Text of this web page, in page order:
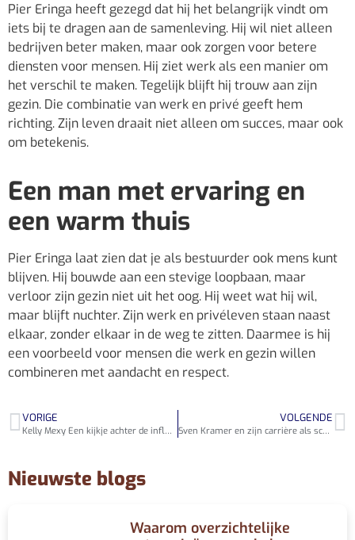
Pier Eringa heeft gezegd dat hij het belangrijk vindt om
iets bij te dragen aan de samenleving. Hij wil niet alleen
bedrijven beter maken, maar ook zorgen voor betere
diensten voor mensen. Hij ziet werk als een manier om
het verschil te maken. Tegelijk blijft hij trouw aan zijn
gezin. Die combinatie van werk en privé geeft hem
richting. Zijn leven draait niet alleen om succes, maar ook
om betekenis.
Een man met ervaring en
een warm thuis
Pier Eringa laat zien dat je als bestuurder ook mens kunt
blijven. Hij bouwde aan een stevige loopbaan, maar
verloor zijn gezin niet uit het oog. Hij weet wat hij wil,
maar blijft nuchter. Zijn werk en privéleven staan naast
elkaar, zonder elkaar in de weg te zitten. Daarmee is hij
een voorbeeld voor mensen die werk en gezin willen
combineren met aandacht en respect.
VORIGE
Kelly Mexy Een kijkje achter de influencer
VOLGENDE
Sven Kramer en zijn carrière als schaatser
Nieuwste blogs
Waarom overzichtelijke